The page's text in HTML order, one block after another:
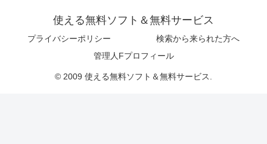
使える無料ソフト＆無料サービス
プライバシーポリシー
検索から来られた方へ
管理人Fプロフィール
© 2009 使える無料ソフト＆無料サービス.